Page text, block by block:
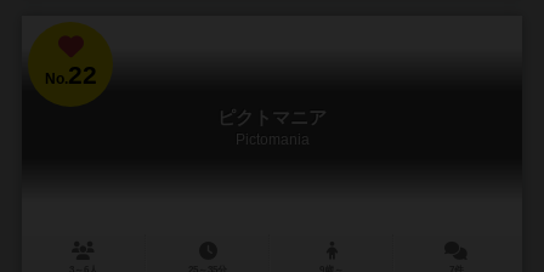
No.22
ピクトマニア
Pictomania